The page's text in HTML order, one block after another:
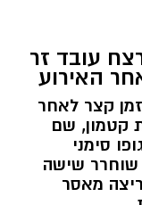
עובד זר
האירוע
זמן קצר לאחר
קטמון, שם
סימני
שישה
מאסר